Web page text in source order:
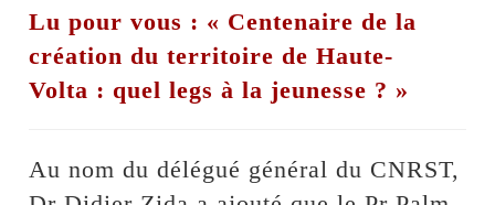
Lu pour vous : « Centenaire de la
création du territoire de Haute-
Volta : quel legs à la jeunesse ? »
Au nom du délégué général du CNRST,